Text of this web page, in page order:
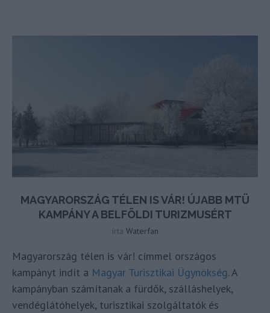
MAGYARORSZÁG TÉLEN IS VÁR! ÚJABB MTÜ
KAMPÁNY A BELFÖLDI TURIZMUSÉRT
írta Waterfan
Magyarország télen is vár! címmel országos
kampányt indít a Magyar Turisztikai Ügynökség. A
kampányban számítanak a fürdők, szálláshelyek,
vendéglátóhelyek, turisztikai szolgáltatók és